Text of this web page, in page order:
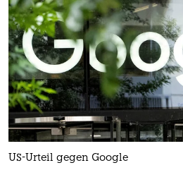
US-Urteil gegen Google